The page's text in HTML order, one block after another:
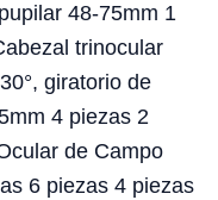
48-75mm 1
trinocular
giratorio de
4 piezas 2
de Campo
6 piezas 4 piezas